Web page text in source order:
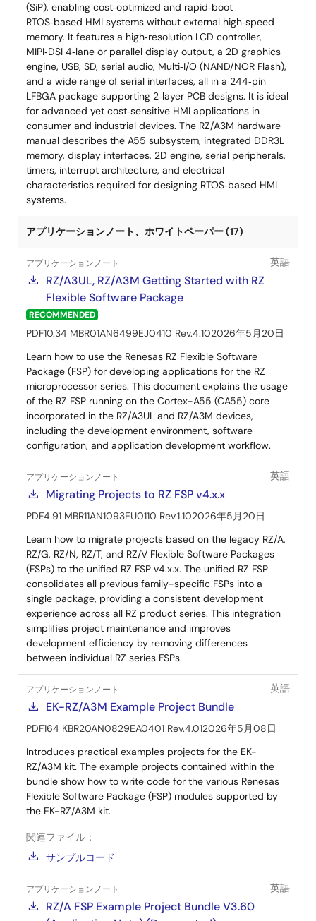
(SiP), enabling cost‑optimized and rapid‑boot
RTOS‑based HMI systems without external high‑speed
memory. It features a high‑resolution LCD controller,
MIPI‑DSI 4‑lane or parallel display output, a 2D graphics
engine, USB, SD, serial audio, Multi‑I/O (NAND/NOR Flash),
and a wide range of serial interfaces, all in a 244‑pin
LFBGA package supporting 2‑layer PCB designs. It is ideal
for advanced yet cost‑sensitive HMI applications in
consumer and industrial devices. The RZ/A3M hardware
manual describes the A55 subsystem, integrated DDR3L
memory, display interfaces, 2D engine, serial peripherals,
timers, interrupt architecture, and electrical
characteristics required for designing RTOS‑based HMI
systems.
アプリケーションノート、ホワイトペーパー (17)
アプリケーションノート 英語
RZ/A3UL, RZ/A3M Getting Started with RZ
Flexible Software Package
RECOMMENDED
PDF10.34 MBR01AN6499EJ0410 Rev.4.102026年5月20日
Learn how to use the Renesas RZ Flexible Software
Package (FSP) for developing applications for the RZ
microprocessor series. This document explains the usage
of the RZ FSP running on the Cortex-A55 (CA55) core
incorporated in the RZ/A3UL and RZ/A3M devices,
including the development environment, software
configuration, and application development workflow.
アプリケーションノート 英語
Migrating Projects to RZ FSP v4.x.x
PDF4.91 MBR11AN1093EU0110 Rev.1.102026年5月20日
Learn how to migrate projects based on the legacy RZ/A,
RZ/G, RZ/N, RZ/T, and RZ/V Flexible Software Packages
(FSPs) to the unified RZ FSP v4.x.x. The unified RZ FSP
consolidates all previous family-specific FSPs into a
single package, providing a consistent development
experience across all RZ product series. This integration
simplifies project maintenance and improves
development efficiency by removing differences
between individual RZ series FSPs.
アプリケーションノート 英語
EK-RZ/A3M Example Project Bundle
PDF164 KBR20AN0829EA0401 Rev.4.012026年5月08日
Introduces practical examples projects for the EK-
RZ/A3M kit. The example projects contained within the
bundle show how to write code for the various Renesas
Flexible Software Package (FSP) modules supported by
the EK-RZ/A3M kit.
関連ファイル：
サンプルコード
アプリケーションノート 英語
RZ/A FSP Example Project Bundle V3.60